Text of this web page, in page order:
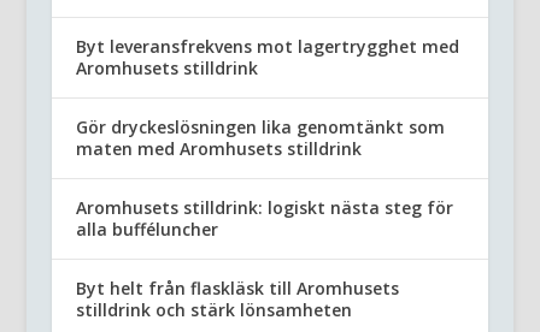
Byt leveransfrekvens mot lagertrygghet med
Aromhusets stilldrink
Gör dryckeslösningen lika genomtänkt som
maten med Aromhusets stilldrink
Aromhusets stilldrink: logiskt nästa steg för
alla bufféluncher
Byt helt från flaskläsk till Aromhusets
stilldrink och stärk lönsamheten